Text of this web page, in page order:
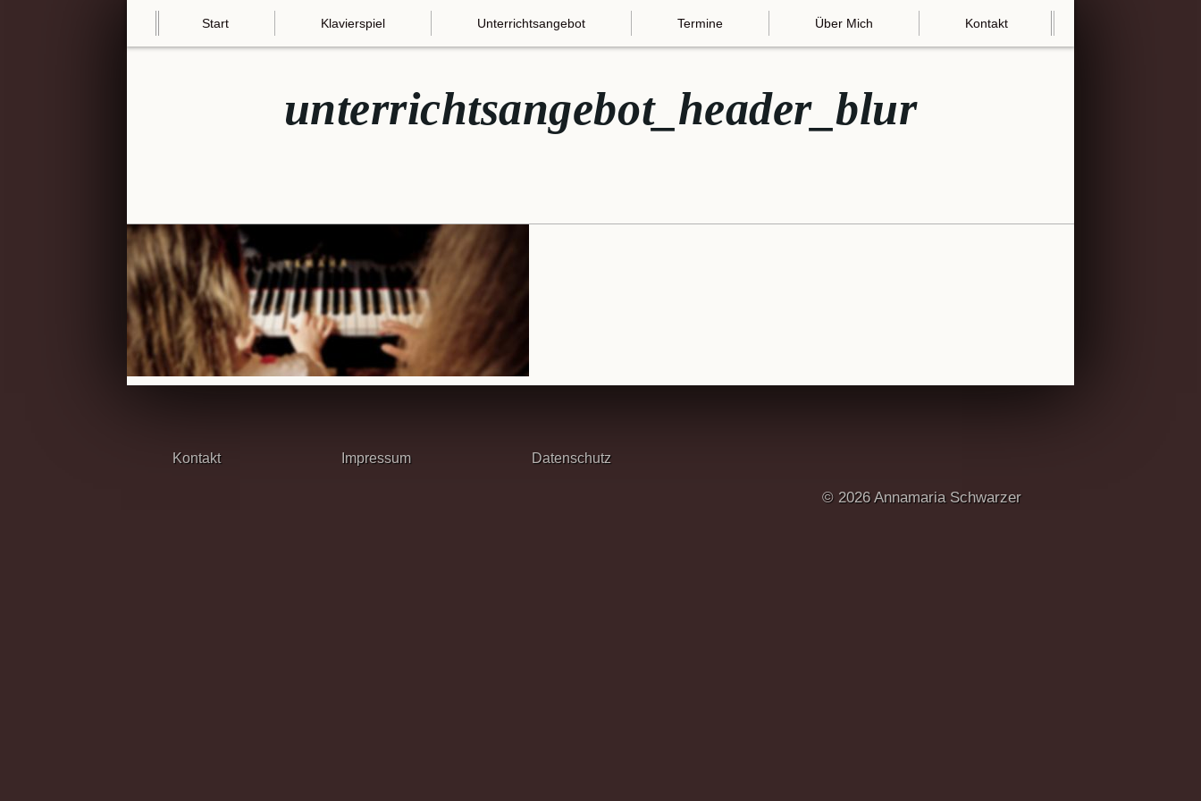
unterrichtsangebot_header_blur
Start Klavierspiel Unterrichtsangebot Termine Über Mich Kontakt
Kontakt Impressum Datenschutz
© 2026 Annamaria Schwarzer